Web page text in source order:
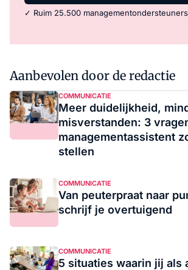
✓ Ruim 25.500
Aanbevolen door de redactie
COMMUNICATIE
Meer duidelijkheid,
misverstanden: 3
managementassistent
stellen
COMMUNICATIE
Van peuterpraat naar
schrijf je overtuigend
COMMUNICATIE
5 situaties waarin jij als